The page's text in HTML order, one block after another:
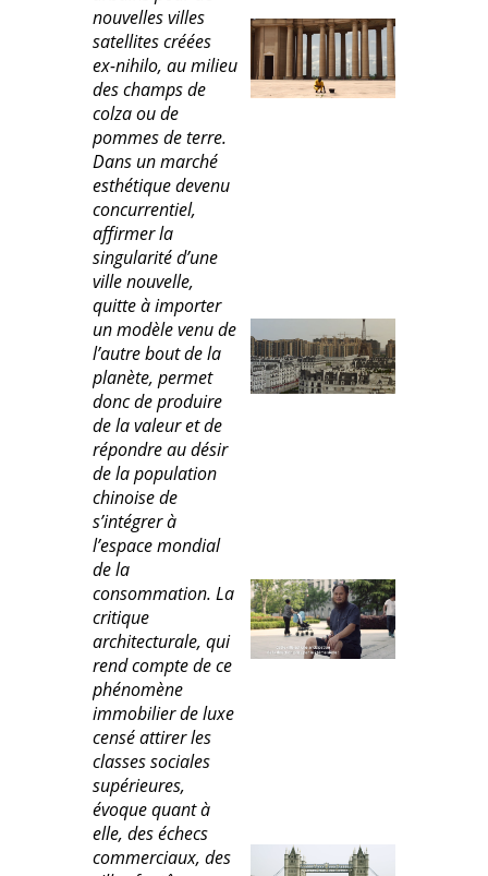
nouvelles villes
satellites créées
ex-nihilo, au milieu
des champs de
colza ou de
pommes de terre.
Dans un marché
esthétique devenu
concurrentiel,
affirmer la
singularité d’une
ville nouvelle,
quitte à importer
un modèle venu de
l’autre bout de la
planète, permet
donc de produire
de la valeur et de
répondre au désir
de la population
chinoise de
s’intégrer à
l’espace mondial
de la
consommation. La
critique
architecturale, qui
rend compte de ce
phénomène
immobilier de luxe
censé attirer les
classes sociales
supérieures,
évoque quant à
elle, des échecs
commerciaux, des